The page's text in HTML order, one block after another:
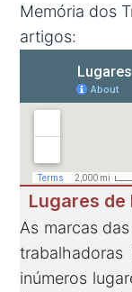
Memória dos
artigos:
Lugares de
As marcas
inúmeros